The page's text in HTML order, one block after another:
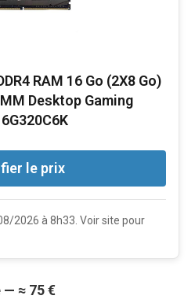
RAM 16 Go (2X8 Go)
Desktop Gaming
le prix
2026 à 8h33. Voir site pour
— ≈ 75 €